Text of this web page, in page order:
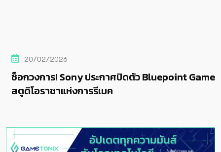
20/02/2026
ช็อกวงการ! Sony ประกาศปิดตัว Bluepoint Games
สตูดิโอราชาแห่งการรีเมค